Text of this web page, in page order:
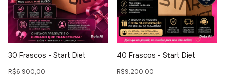
30 Frascos - Start Diet
R$6.900,00
40 Frascos - Start Diet
R$9.200,00